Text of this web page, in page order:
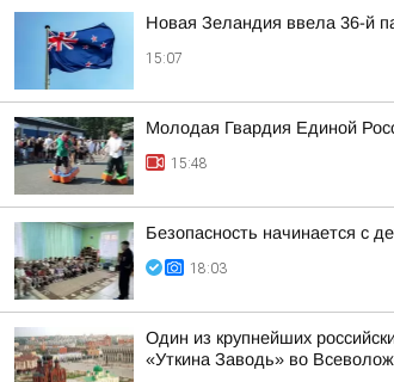
Новая Зеландия ввела 36-й
15:07
Молодая Гвардия Единой
15:48
Безопасность начинается с
18:03
Один из крупнейших
«Уткина Заводь» во